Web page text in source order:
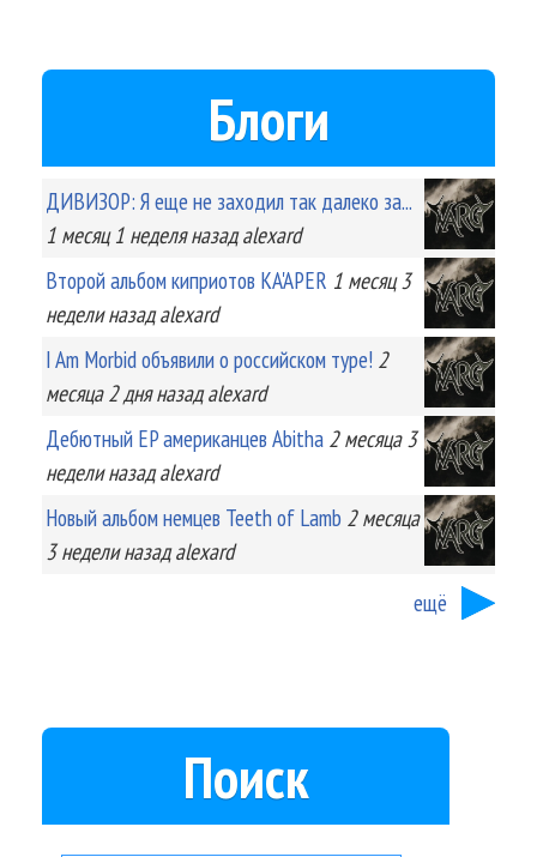
Блоги
ДИВИЗОР: Я еще не заходил так далеко за...
1 месяц 1 неделяназад alexard
Второй альбом киприотов KA'APER 1 месяц 3
неделиназад alexard
I Am Morbid объявили о российском туре! 2
месяца 2 дняназад alexard
Дебютный EP американцев Abitha 2 месяца 3
неделиназад alexard
Новый альбом немцев Teeth of Lamb 2 месяца
3 неделиназад alexard
ещё
Поиск